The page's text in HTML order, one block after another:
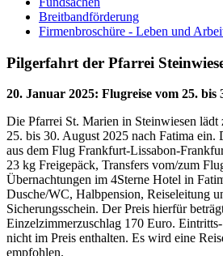
Breitbandförderung
Firmenbroschüre - Leben und
Pilgerfahrt der Pfarrei
20. Januar 2025: Flugreise vom 25. bis
Die Pfarrei St. Marien in Steinwiesen lädt
25. bis 30. August 2025 nach Fatima ein.
aus dem Flug Frankfurt-Lissabon-
23 kg Freigepäck, Transfers vom/zum
Übernachtungen im 4Sterne Hotel in
Dusche/WC, Halbpension, Reiseleitung
Sicherungsschein. Der Preis hierfür
Einzelzimmerzuschlag 170 Euro.
nicht im Preis enthalten. Es wird eine
empfohlen.